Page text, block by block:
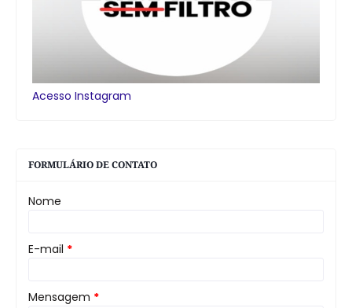
Acesso Instagram
FORMULÁRIO DE CONTATO
Nome
E-mail *
Mensagem *